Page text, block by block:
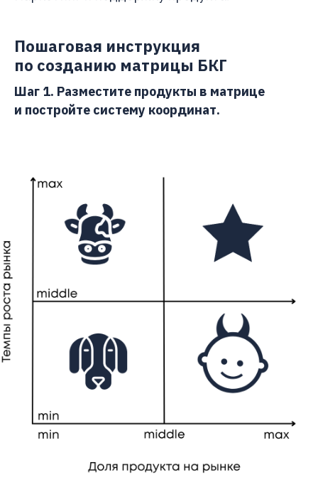
Пошаговая инструкция
по созданию матрицы БКГ
Шаг 1. Разместите продукты в матрице
и постройте систему координат.